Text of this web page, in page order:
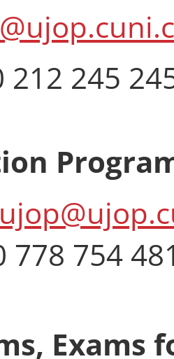
212 245
778 754